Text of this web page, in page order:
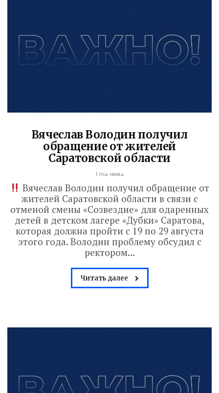
Вячеслав Володин получил
обращение от жителей
Саратовской области
1 год назад
Вячеслав Володин получил обращение от
жителей Саратовской области в связи с
отменой смены «Созвездие» для одаренных
детей в детском лагере «Дубки» Саратова,
которая должна пройти с 19 по 29 августа
этого года. Володин проблему обсудил с
ректором...
Читать далее